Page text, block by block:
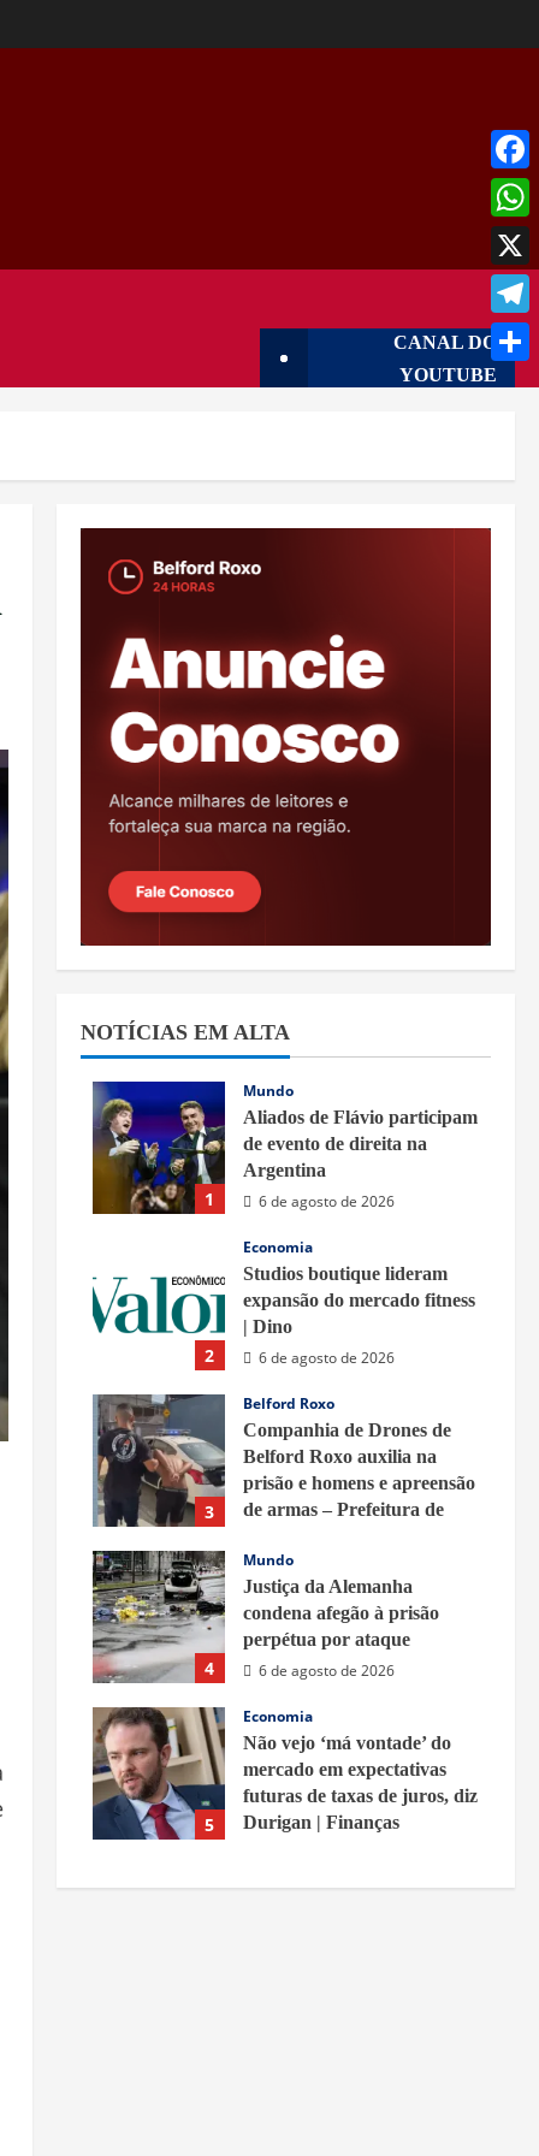
CANAL DO
YOUTUBE
NOTÍCIAS EM ALTA
1
Mundo
Aliados de Flávio participam
de evento de direita na
Argentina
6 de agosto de 2026
2
Economia
Studios boutique lideram
expansão do mercado fitness
| Dino
6 de agosto de 2026
3
Belford Roxo
Companhia de Drones de
Belford Roxo auxilia na
prisão e homens e apreensão
de armas – Prefeitura de
6 de agosto de 2026
4
Mundo
Justiça da Alemanha
condena afegão à prisão
perpétua por ataque
6 de agosto de 2026
5
Economia
Não vejo ‘má vontade’ do
mercado em expectativas
futuras de taxas de juros, diz
Durigan | Finanças
X